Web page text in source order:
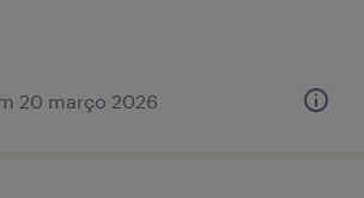
20 março 2026